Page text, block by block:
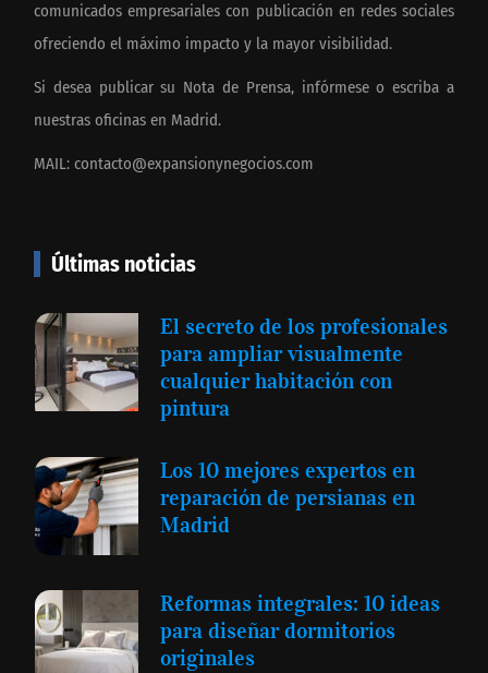
comunicados empresariales con publicación en redes sociales
ofreciendo el máximo impacto y la mayor visibilidad.
Si desea publicar su Nota de Prensa, infórmese o escriba a
nuestras oficinas en Madrid.
MAIL: contacto@expansionynegocios.com
Últimas noticias
El secreto de los profesionales
para ampliar visualmente
cualquier habitación con
pintura
Los 10 mejores expertos en
reparación de persianas en
Madrid
Reformas integrales: 10 ideas
para diseñar dormitorios
originales